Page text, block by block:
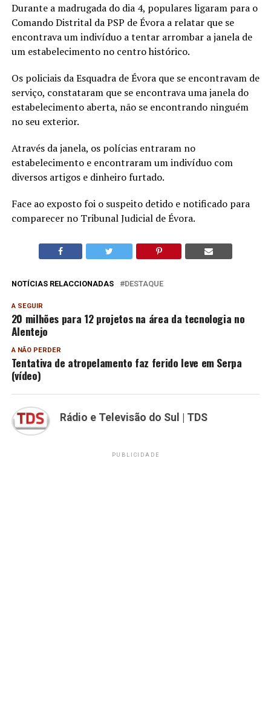
Durante a madrugada do dia 4, populares ligaram para o
Comando Distrital da PSP de Évora a relatar que se
encontrava um indivíduo a tentar arrombar a janela de
um estabelecimento no centro histórico.
Os policiais da Esquadra de Évora que se encontravam de
serviço, constataram que se encontrava uma janela do
estabelecimento aberta, não se encontrando ninguém
no seu exterior.
Através da janela, os polícias entraram no
estabelecimento e encontraram um indivíduo com
diversos artigos e dinheiro furtado.
Face ao exposto foi o suspeito detido e notificado para
comparecer no Tribunal Judicial de Évora.
NOTÍCIAS RELACCIONADAS DESTAQUE
A SEGUIR
20 milhões para 12 projetos na área da tecnologia no
Alentejo
A NÃO PERDER
Tentativa de atropelamento faz ferido leve em Serpa
(vídeo)
Rádio e Televisão do Sul | TDS
PUBLICIDADE